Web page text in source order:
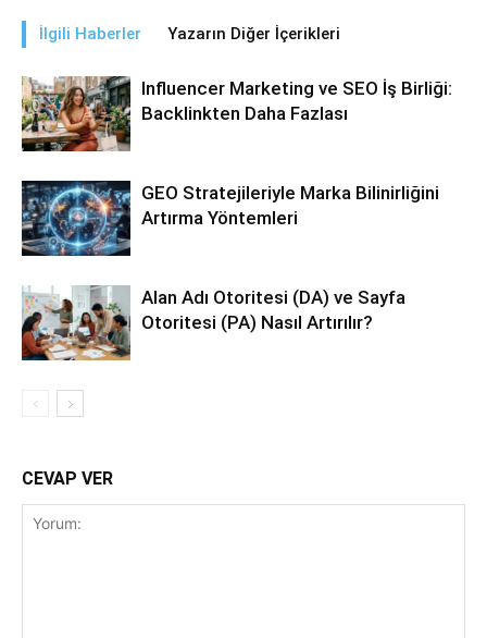
İlgili Haberler Yazarın Diğer İçerikleri
Influencer Marketing ve SEO İş Birliği:
Backlinkten Daha Fazlası
GEO Stratejileriyle Marka Bilinirliğini
Artırma Yöntemleri
Alan Adı Otoritesi (DA) ve Sayfa
Otoritesi (PA) Nasıl Artırılır?
CEVAP VER